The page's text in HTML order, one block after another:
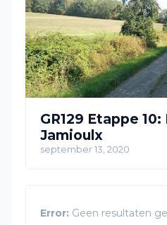
GR129 Etappe
Jamioulx
september 13, 2020
Error: Geen resultaten